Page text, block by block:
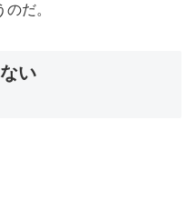
だ。
い